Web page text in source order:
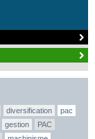
diversification
pac
gestion
PAC